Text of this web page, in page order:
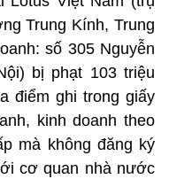
Trung Kính, Trung
số 305 Nguyễn
bị phạt 103 triệu
điểm ghi trong giấy
kinh doanh theo
mà không đăng ký
cơ quan nhà nước